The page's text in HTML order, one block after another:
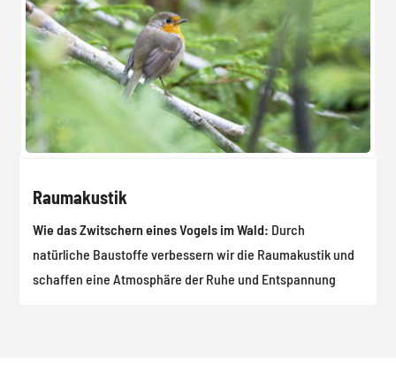
Raumakustik
Wie das Zwitschern eines Vogels im Wald: Durch
natürliche Baustoffe verbessern wir die Raumakustik und
schaffen eine Atmosphäre der Ruhe und Entspannung